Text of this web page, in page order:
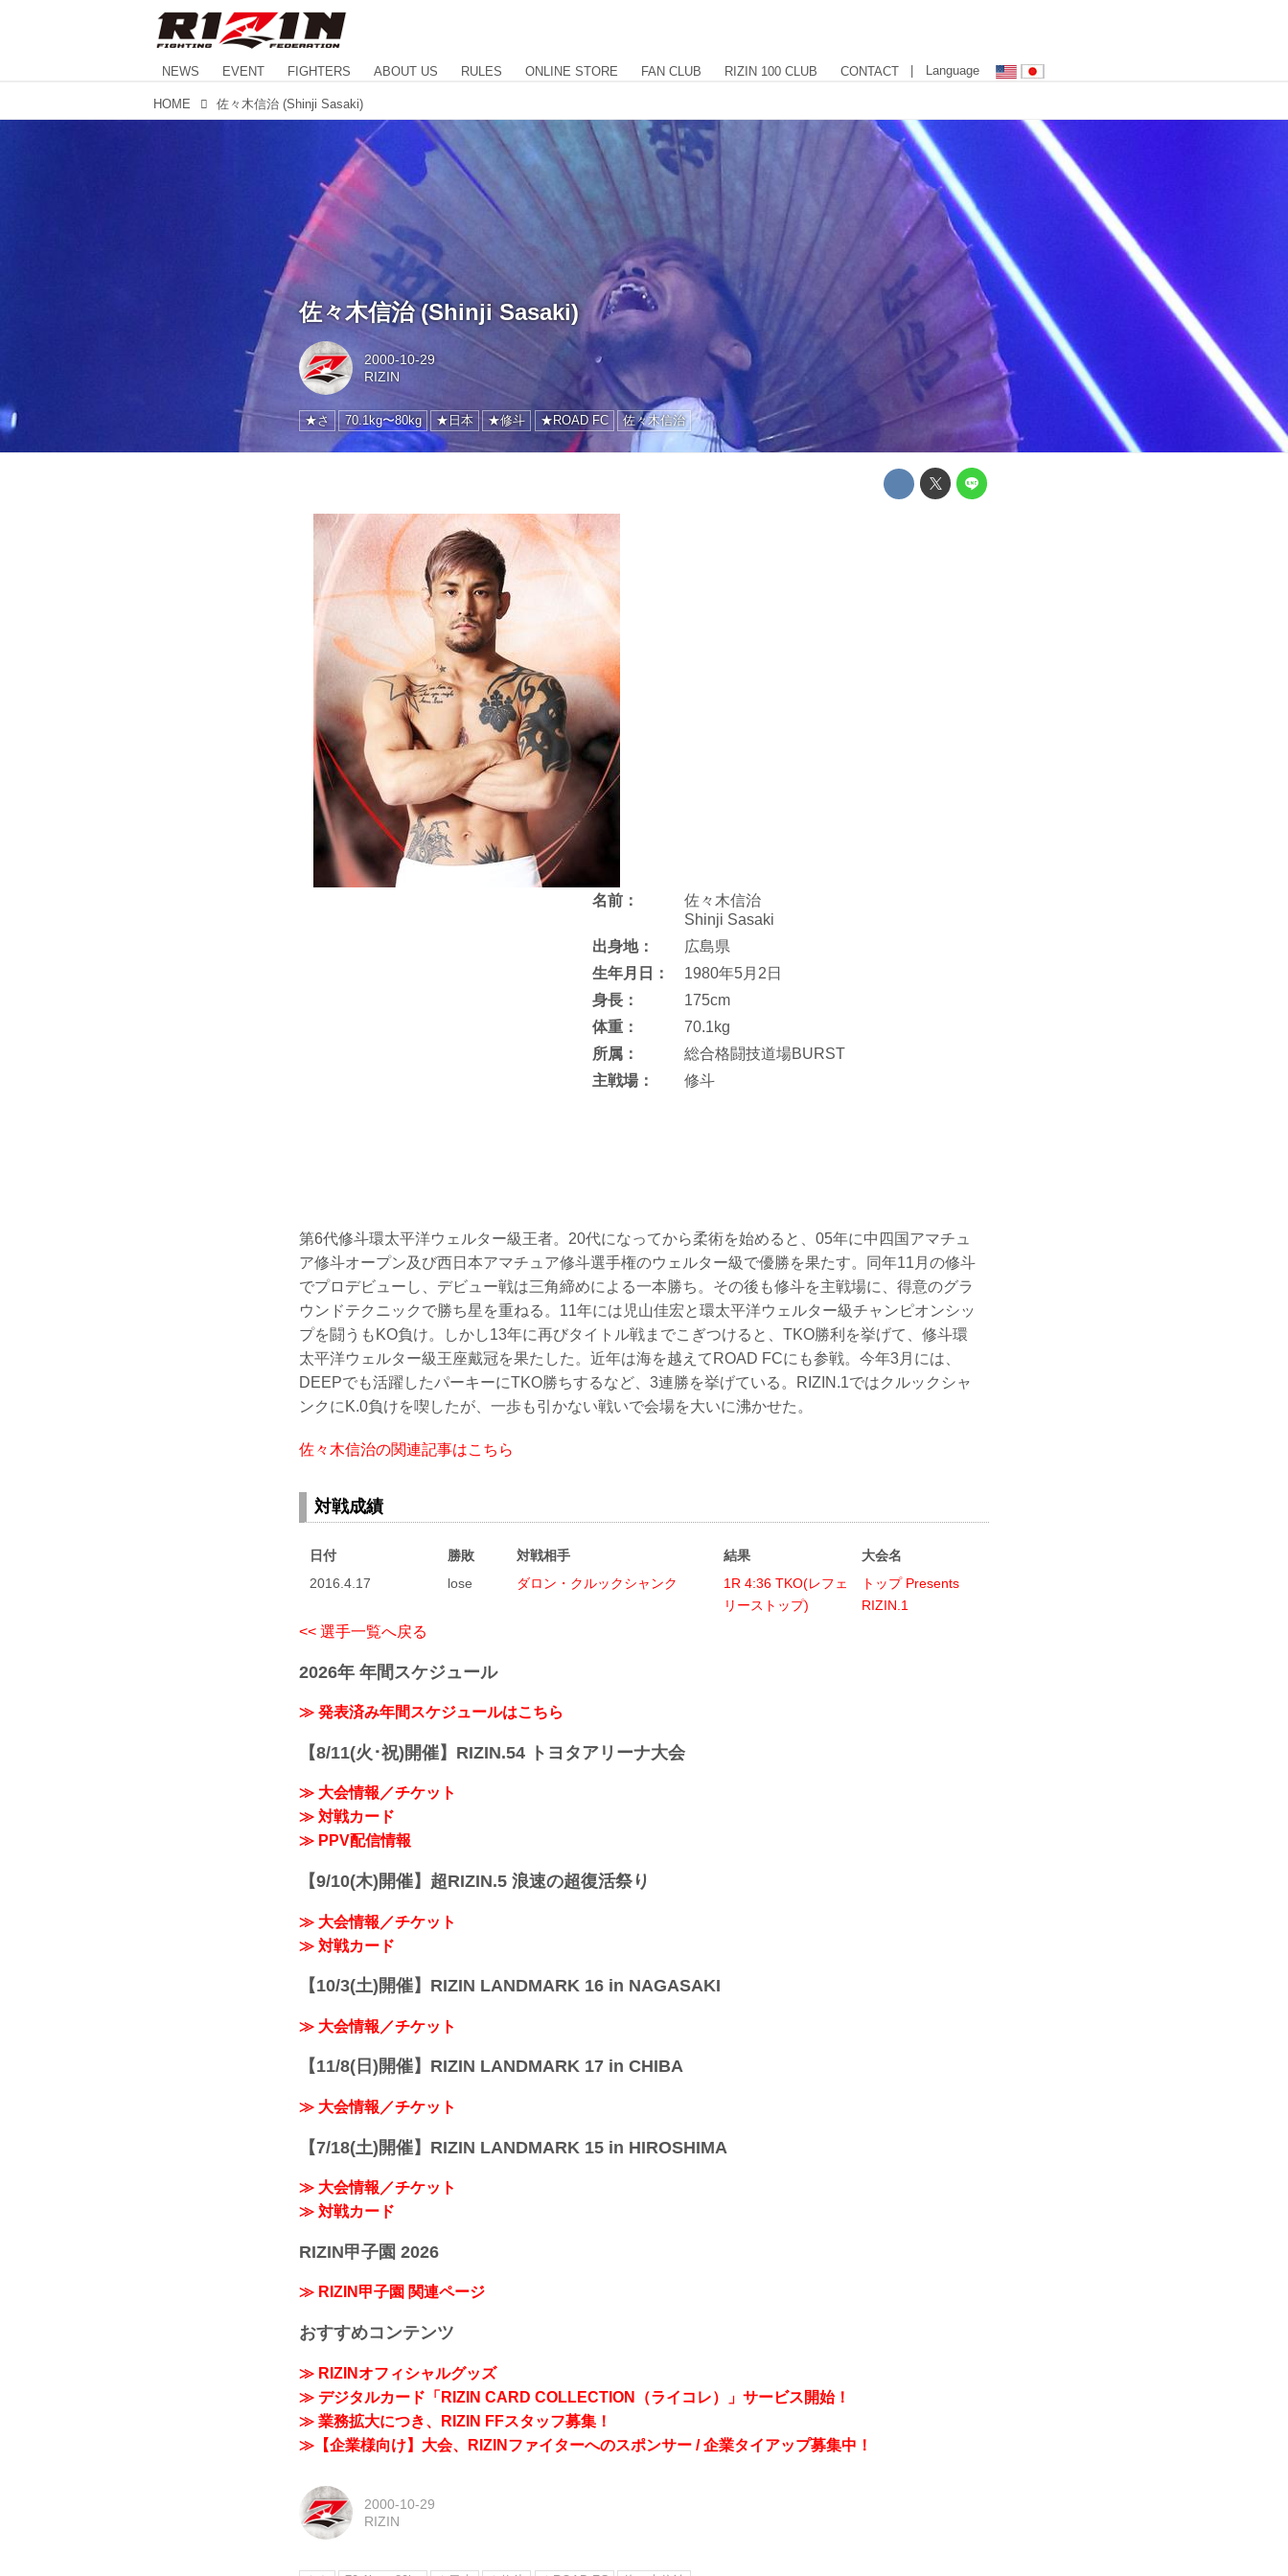
NEWS EVENT FIGHTERS ABOUT US RULES ONLINE STORE FAN CLUB RIZIN 100 CLUB CONTACT | Language
HOME 佐々木信治 (Shinji Sasaki)
佐々木信治 (Shinji Sasaki)
2000-10-29
RIZIN
★さ 70.1kg〜80kg ★日本 ★修斗 ★ROAD FC 佐々木信治
名前：
佐々木信治
Shinji Sasaki
出身地：
広島県
生年月日：
1980年5月2日
身長：
175cm
体重：
70.1kg
所属：
総合格闘技道場BURST
主戦場：
修斗
第6代修斗環太平洋ウェルター級王者。20代になってから柔術を始めると、05年に中四国アマチュ
ア修斗オープン及び西日本アマチュア修斗選手権のウェルター級で優勝を果たす。同年11月の修斗
でプロデビューし、デビュー戦は三角締めによる一本勝ち。その後も修斗を主戦場に、得意のグラ
ウンドテクニックで勝ち星を重ねる。11年には児山佳宏と環太平洋ウェルター級チャンピオンシッ
プを闘うもKO負け。しかし13年に再びタイトル戦までこぎつけると、TKO勝利を挙げて、修斗環
太平洋ウェルター級王座戴冠を果たした。近年は海を越えてROAD FCにも参戦。今年3月には、
DEEPでも活躍したパーキーにTKO勝ちするなど、3連勝を挙げている。RIZIN.1ではクルックシャ
ンクにK.0負けを喫したが、一歩も引かない戦いで会場を大いに沸かせた。
佐々木信治の関連記事はこちら
対戦成績
日付 勝敗 対戦相手 結果
大会名
2016.4.17
lose ダロン・クルックシャンク
1R 4:36 TKO(レフェ
リーストップ)
トップ Presents
RIZIN.1
<< 選手一覧へ戻る
2026年 年間スケジュール
≫ 発表済み年間スケジュールはこちら
【8/11(火･祝)開催】RIZIN.54 トヨタアリーナ大会
≫ 大会情報／チケット
≫ 対戦カード
≫ PPV配信情報
【9/10(木)開催】超RIZIN.5 浪速の超復活祭り
≫ 大会情報／チケット
≫ 対戦カード
【10/3(土)開催】RIZIN LANDMARK 16 in NAGASAKI
≫ 大会情報／チケット
【11/8(日)開催】RIZIN LANDMARK 17 in CHIBA
≫ 大会情報／チケット
【7/18(土)開催】RIZIN LANDMARK 15 in HIROSHIMA
≫ 大会情報／チケット
≫ 対戦カード
RIZIN甲子園 2026
≫ RIZIN甲子園 関連ページ
おすすめコンテンツ
≫ RIZINオフィシャルグッズ
≫ デジタルカード「RIZIN CARD COLLECTION（ライコレ）」サービス開始！
≫ 業務拡大につき、RIZIN FFスタッフ募集！
≫【企業様向け】大会、RIZINファイターへのスポンサー / 企業タイアップ募集中！
2000-10-29
RIZIN